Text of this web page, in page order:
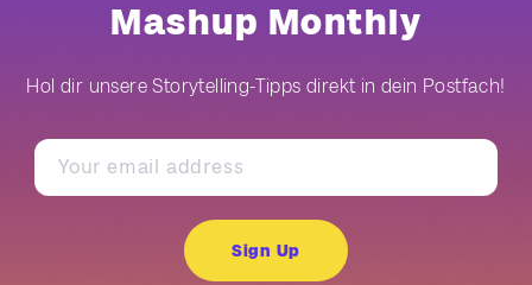
Mashup Monthly
Hol dir unsere Storytelling-Tipps direkt in dein Postfach!